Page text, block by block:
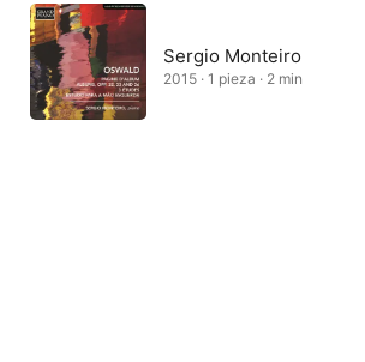
Sergio Monteiro
2015 · 1 pieza · 2 min